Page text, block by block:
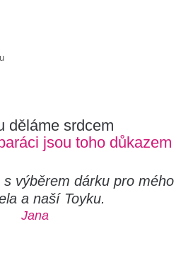
děláme srdcem
jsou toho důkazem
s výběrem dárku pro mého
a naší Toyku.
Jana